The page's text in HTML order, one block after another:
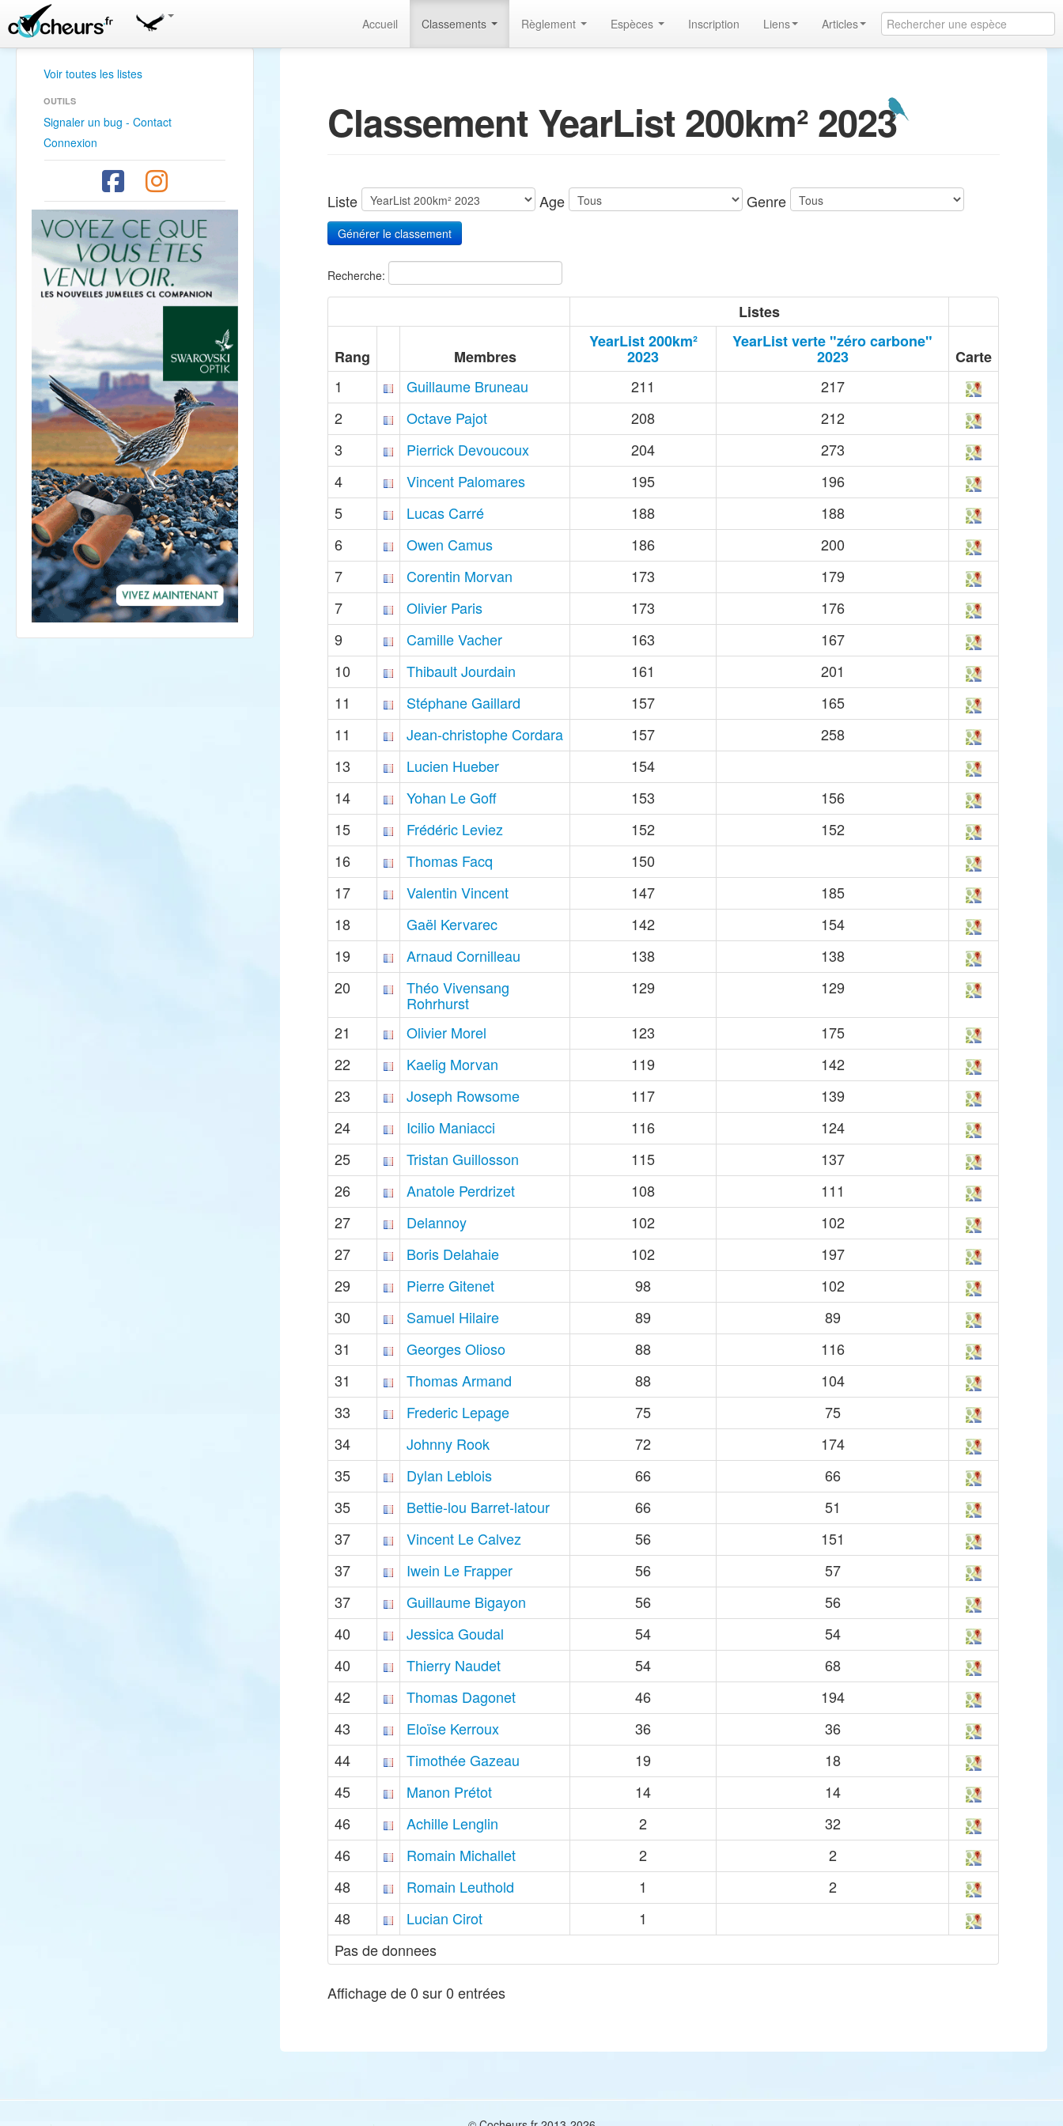
Accueil Classements Règlement Espèces Inscription Liens Articles
Voir toutes les listes
OUTILS
Signaler un bug - Contact
Connexion
Classement YearList 200km² 2023
Liste Age Genre
Recherche:
Listes
Rang Membres
YearList 200km²
2023
YearList verte "zéro carbone"
2023
Carte
1
Guillaume Bruneau 211
217
2
Octave Pajot 208
212
3
Pierrick Devoucoux 204
273
4
Vincent Palomares 195
196
5
Lucas Carré 188
188
6
Owen Camus 186
200
7
Corentin Morvan 173
179
7
Olivier Paris 173
176
9
Camille Vacher 163
167
10
Thibault Jourdain 161
201
11
Stéphane Gaillard 157
165
11
Jean-christophe Cordara 157
258
13
Lucien Hueber
154
14
Yohan Le Goff 153
156
15
Frédéric Leviez 152
152
16
Thomas Facq
150
17
Valentin Vincent 147
185
18
Gaël Kervarec 142
154
19
Arnaud Cornilleau 138
138
20
Théo Vivensang
Rohrhurst
129 129
21 Olivier Morel 123
175
22
Kaelig Morvan 119
142
23
Joseph Rowsome 117
139
24
Icilio Maniacci 116
124
25
Tristan Guillosson 115
137
26
Anatole Perdrizet 108
111
27
Delannoy 102
102
27
Boris Delahaie 102
197
29
Pierre Gitenet 98
102
30
Samuel Hilaire 89
89
31
Georges Olioso 88
116
31
Thomas Armand 88
104
33
Frederic Lepage 75
75
34
Johnny Rook 72
174
35
Dylan Leblois 66
66
35
Bettie-lou Barret-latour 66
51
37
Vincent Le Calvez 56
151
37
Iwein Le Frapper 56
57
37
Guillaume Bigayon 56
56
40
Jessica Goudal 54
54
40
Thierry Naudet 54
68
42
Thomas Dagonet 46
194
43
Eloïse Kerroux 36
36
44
Timothée Gazeau 19
18
45
Manon Prétot 14
14
46
Achille Lenglin 2
32
46
Romain Michallet 2
2
48
Romain Leuthold 1
2
48
Lucian Cirot
1
Pas de donnees
Affichage de 0 sur 0 entrées